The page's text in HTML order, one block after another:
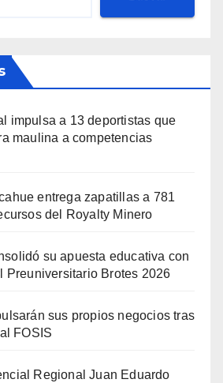
impulsa a 13 deportistas que
maulina a competencias
entrega zapatillas a 781
del Royalty Minero
su apuesta educativa con
Preuniversitario Brotes 2026
sus propios negocios tras
FOSIS
Regional Juan Eduardo